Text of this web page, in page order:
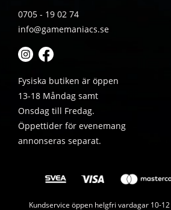
0705 - 19 02 74
info@gamemaniacs.se
Fysiska butiken är öppen
13-18 Måndag samt
Onsdag till Fredag.
Öppettider för evenemang
annonseras separat.
Kundservice öppen helgfri vardagar 10-